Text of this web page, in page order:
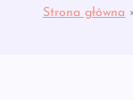
Strona główna